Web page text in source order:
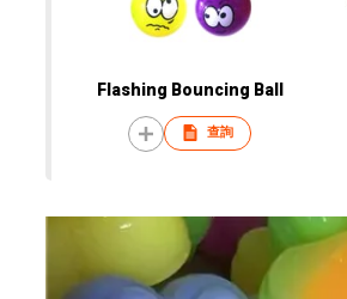
Flashing Bouncing Ball
查詢